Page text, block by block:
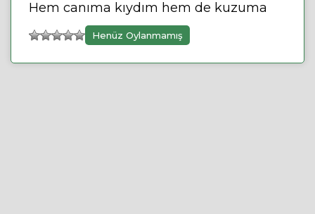
Hem canıma kıydım hem de kuzuma
Henüz Oylanmamış